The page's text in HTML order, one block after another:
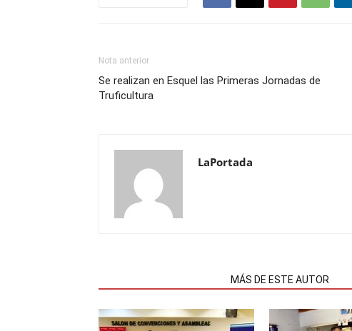
Nota anterior
Se realizan en Esquel las Primeras Jornadas de
Truficultura
LaPortada
MÁS DE ESTE AUTOR